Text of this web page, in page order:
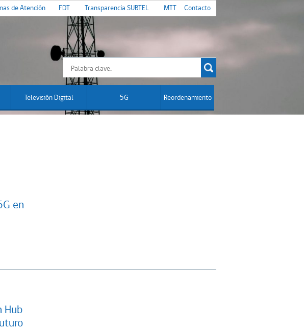
de Atención FDT Transparencia SUBTEL MTT Contacto
Televisión Digital 5G Reordenamiento
en
Hub